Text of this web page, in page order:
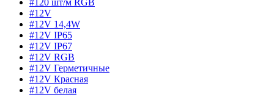
#12V
#12V 14,4W
#12V IP65
#12V IP67
#12V RGB
#12V Герметичные
#12V Красная
#12V белая